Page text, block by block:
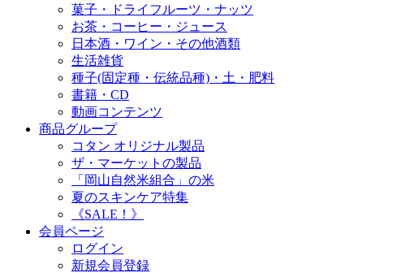
菓子・ドライフルーツ・ナッツ
お茶・コーヒー・ジュース
日本酒・ワイン・その他酒類
生活雑貨
種子(固定種・伝統品種)・土・肥料
書籍・CD
動画コンテンツ
商品グループ
コタン オリジナル製品
ザ・マーケットの製品
「岡山自然米組合」の米
夏のスキンケア特集
《SALE！》
会員ページ
ログイン
新規会員登録